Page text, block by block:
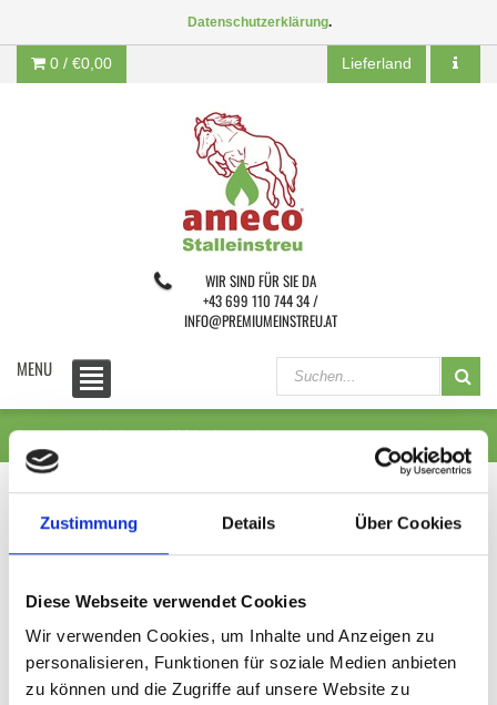
Zustimmung Details Über Cookies
Diese Webseite verwendet Cookies
Wir verwenden Cookies, um Inhalte und Anzeigen zu
personalisieren, Funktionen für soziale Medien anbieten
zu können und die Zugriffe auf unsere Website zu
0 / €0,00 Lieferland
WIR SIND FÜR SIE DA
+43 699 110 744 34 /
INFO@PREMIUMEINSTREU.AT
MENU
Startseite Marken ECOflax Leinstroh
Sortieren nach: Niedrigster Preis
Anzeigen: 18
Datenschutzerklärung.